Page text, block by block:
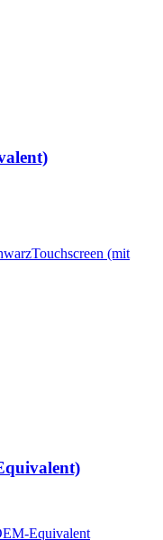
Touchscreen (mit
Equivalent